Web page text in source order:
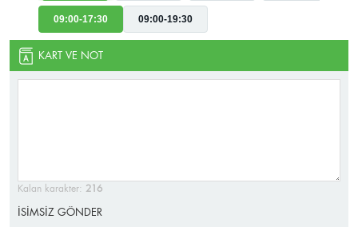
09:00-17:30 09:00-19:30
KART VE NOT
Kalan karakter: 216
İSİMSİZ GÖNDER